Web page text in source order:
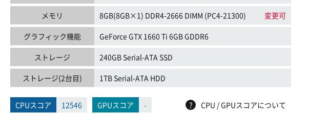
メモリ 8GB(8GB×1) DDR4-2666 DIMM (PC4-21300) 変更可
グラフィック機能 GeForce GTX 1660 Ti 6GB GDDR6
ストレージ 240GB Serial-ATA SSD
ストレージ(2台目) 1TB Serial-ATA HDD
CPUスコア 12546 GPUスコア - ? CPU / GPUスコアについて